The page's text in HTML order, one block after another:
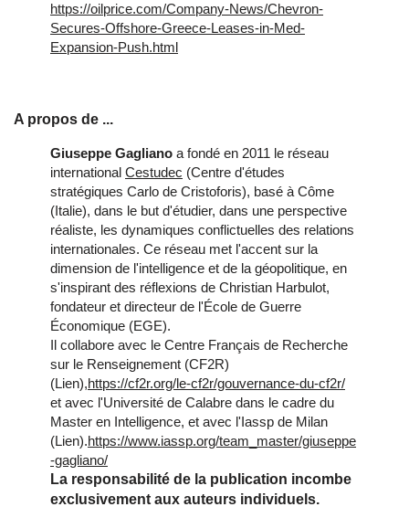
https://oilprice.com/Company-News/Chevron-
Secures-Offshore-Greece-Leases-in-Med-
Expansion-Push.html
A propos de ...
Giuseppe Gagliano a fondé en 2011 le réseau
international Cestudec (Centre d'études
stratégiques Carlo de Cristoforis), basé à Côme
(Italie), dans le but d'étudier, dans une perspective
réaliste, les dynamiques conflictuelles des relations
internationales. Ce réseau met l'accent sur la
dimension de l'intelligence et de la géopolitique, en
s'inspirant des réflexions de Christian Harbulot,
fondateur et directeur de l'École de Guerre
Économique (EGE).
Il collabore avec le Centre Français de Recherche
sur le Renseignement (CF2R)
(Lien),https://cf2r.org/le-cf2r/gouvernance-du-cf2r/
et avec l'Université de Calabre dans le cadre du
Master en Intelligence, et avec l'Iassp de Milan
(Lien).https://www.iassp.org/team_master/giuseppe
-gagliano/
La responsabilité de la publication incombe
exclusivement aux auteurs individuels.